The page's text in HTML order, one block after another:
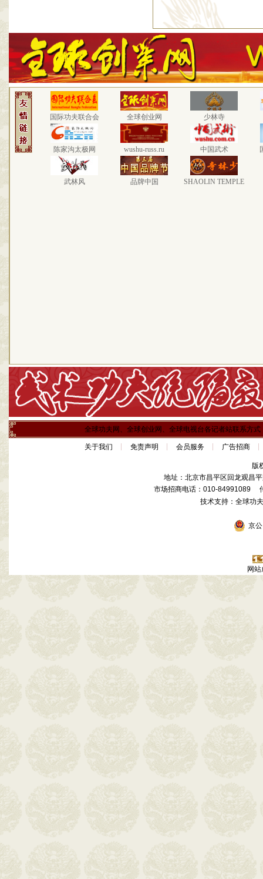
国际功夫联合会 全球创业网 少林寺
陈家沟太极网 wushu-russ.ru 中国武术
武林风 品牌中国 SHAOLIN TEMPLE
全球功夫网、全球创业网、全球电视台各记者站联系方式
关于我们 免责声明 会员服务 广告招商
版
地址：北京市昌平区回龙观昌
市场招商电话：010-84991089
技术支持：全球
京公
网